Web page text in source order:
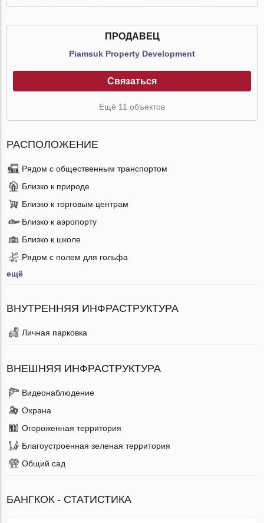
ПРОДАВЕЦ
Piamsuk Property Development
Связаться
Ещё 11 объектов
РАСПОЛОЖЕНИЕ
Рядом с общественным транспортом
Близко к природе
Близко к торговым центрам
Близко к аэропорту
Близко к школе
Рядом с полем для гольфа
ещё
ВНУТРЕННЯЯ ИНФРАСТРУКТУРА
Личная парковка
ВНЕШНЯЯ ИНФРАСТРУКТУРА
Видеонаблюдение
Охрана
Огороженная территория
Благоустроенная зеленая территория
Общий сад
БАНГКОК - СТАТИСТИКА